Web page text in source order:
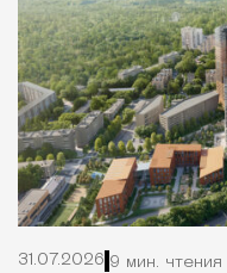
31.07.2026 9 мин. чтения